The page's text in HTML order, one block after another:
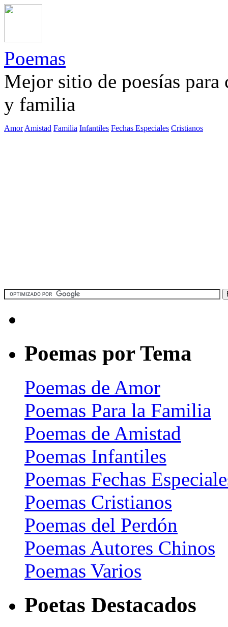
Poemas
Mejor sitio de poesías
y familia
Amor Amistad Familia Infantiles Fechas Especiales Cristianos
Poemas por Tema
Poemas de Amor
Poemas Para la Familia
Poemas de Amistad
Poemas Infantiles
Poemas Fechas
Poemas Cristianos
Poemas del Perdón
Poemas Autores Chinos
Poemas Varios
Poetas Destacados